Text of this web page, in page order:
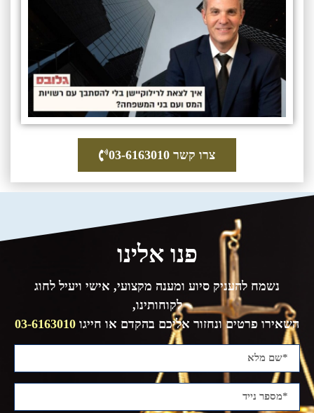
צרו קשר 03-6163010
פנו אלינו
נשמח להעניק סיוע ומענה מקצועי, אישי ויעיל לחוג
לקוחותינו,
השאירו פרטים ונחזור אליכם בהקדם או חייגו 03-6163010